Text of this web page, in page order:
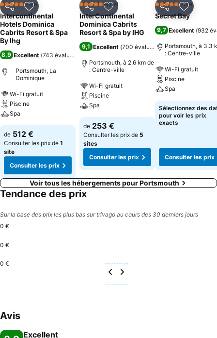
PartagerAjouter à mes favoris
5 Étoiles Hôtel
Intercontinental
Hotels Dominica
Cabrits Resort & Spa
By Ihg
8,9 Excellent (743 évaluations
Portsmouth, La
Dominique
Wi-Fi gratuit
Piscine
Spa
de 512 €
Consulter les prix de 1
site
Consulter les prix
PartagerAjouter à mes favoris
5 Étoiles Hôtel
InterContinental
Dominica Cabrits
Resort & Spa by IHG
9,1 Excellent (700 évaluations)
Portsmouth, à 2.6 km de
: Centre-ville
Wi-Fi gratuit
Piscine
Spa
de 253 €
Consulter les prix de 5
sites
Consulter les prix
PartagerAjouter
5 Étoiles Hôtel
Secret Bay
9,7 Excellent (932
Portsmouth, à 3.3
: Centre-ville
Wi-Fi gratuit
Piscine
Spa
Sélectionnez des
pour voir les prix
exacts
Consulter les prix
Voir tous les hébergements pour Portsmouth
Tendance des prix
Sur la base des prix les plus bas sur trivago au cours des 30 derniers jours
0 €
0 €
0 €
Avis
Excellent